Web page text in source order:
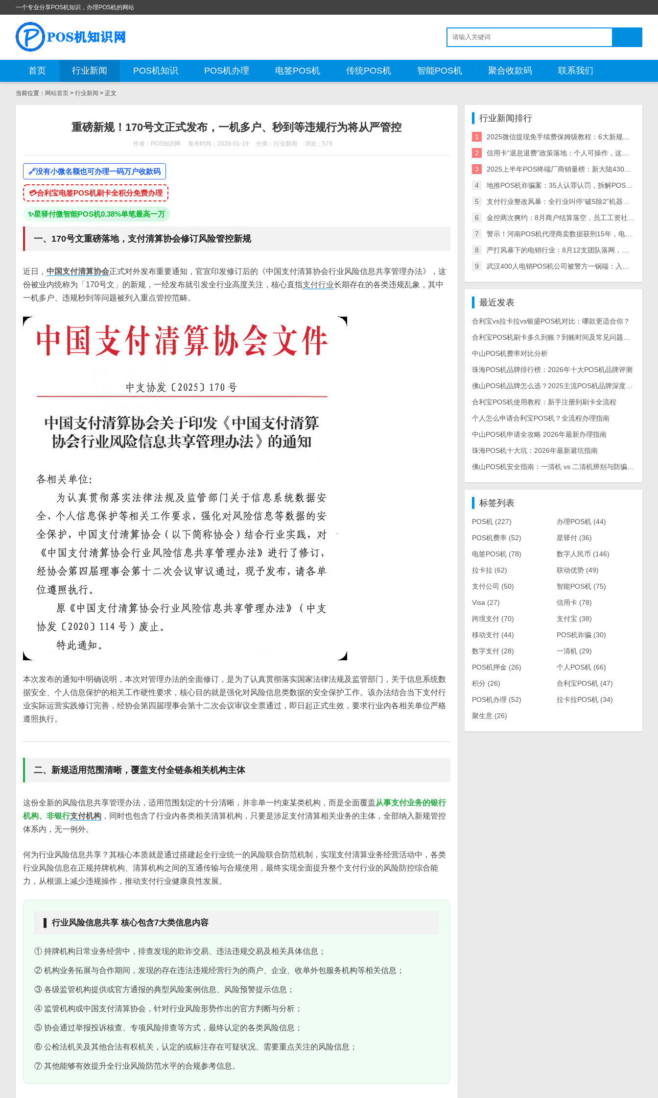
一个专业分享POS机知识，办理POS机的网站
首页 行业新闻 POS机知识 POS机办理 电签POS机 传统POS机 智能POS机 聚合收款码 联系我们
当前位置： 网站首页 > 行业新闻 > 正文
重磅新规！170号文正式发布，一机多户、秒到等违规行为将从严管控
作者：POS知识网 发布时间：2026-01-19 分类：行业新闻 浏览：579
🔗没有小微名额也可办理一码万户收款码
💳合利宝电签POS机刷卡全积分免费办理
✨星驿付微智能POS机0.38%单笔最高一万
一、170号文重磅落地，支付清算协会修订风险管控新规
近日， 中国支付清算协会正式对外发布重要通知，官宣印发修订后的《中国支付清算协会行业风险信息共享管理办法》，这
份被业内统称为「170号文」的新规，一经发布就引发全行业高度关注，核心直指支付行业长期存在的各类违规乱象，其中
一机多户、违规秒到等问题被列入重点管控范畴。
本次发布的通知中明确说明，本次对管理办法的全面修订，是为了认真贯彻落实国家法律法规及监管部门，关于信息系统数
据安全、个人信息保护的相关工作硬性要求，核心目的就是强化对风险信息类数据的安全保护工作。该办法结合当下支付行
业实际运营实践修订完善，经协会第四届理事会第十二次会议审议全票通过，即日起正式生效，要求行业内各相关单位严格
遵照执行。
二、新规适用范围清晰，覆盖支付全链条相关机构主体
这份全新的风险信息共享管理办法，适用范围划定的十分清晰，并非单一约束某类机构，而是全面覆盖从事支付业务的银行
机构、非银行支付机构 ，同时也包含了行业内各类相关清算机构，只要是涉足支付清算相关业务的主体，全部纳入新规管控
体系内，无一例外。
何为行业风险信息共享？其核心本质就是通过搭建起全行业统一的风险联合防范机制，实现支付清算业务经营活动中，各类
行业风险信息在正规持牌机构、清算机构之间的互通传输与合规使用，最终实现全面提升整个支付行业的风险防控综合能
力，从根源上减少违规操作，推动支付行业健康良性发展。
▌ 行业风险信息共享 核心包含7大类信息内容
① 持牌机构日常业务经营中，排查发现的欺诈交易、违法违规交易及相关具体信息；
② 机构业务拓展与合作期间，发现的存在违法违规经营行为的商户、企业、收单外包服务机构等相关信息；
③ 各级监管机构提供或官方通报的典型风险案例信息、风险预警提示信息；
④ 监管机构或中国支付清算协会，针对行业风险形势作出的官方判断与分析；
⑤ 协会通过举报投诉核查、专项风险排查等方式，最终认定的各类风险信息；
⑥ 公检法机关及其他合法有权机关，认定的或标注存在可疑状况、需要重点关注的风险信息；
⑦ 其他能够有效提升全行业风险防范水平的合规参考信息。
行业新闻排行
1 2025微信提现免手续费保姆级教程：6大新规方法+省钱策略（附风险预警）
2 信用卡“退息退费”政策落地：个人可操作，这些银行支持退！
3 2025上半年POS终端厂商销量榜：新大陆430万台领跑，5大厂商业绩分化解析
4 地推POS机诈骗案：35人认罪认罚，拆解POS机黑灰产业链与自保指南
5 支付行业整改风暴：全行业叫停“破5除2”机器，关停/涨价潮来袭
6 金控两次爽约：8月商户结算落空，员工工资社保断供，资金困局何解？
7 警示！河南POS机代理商卖数据获刑15年，电销产业链全链条被查，多地数百人涉案
8 严打风暴下的电销行业：8月12支团队落网，多地整治+量刑升级倒逼从业者转型
9 武汉400人电销POS机公司被警方一锅端：入职新人亲历实录，离职员工曝内幕
最近发表
合利宝vs拉卡拉vs银盛POS机对比：哪款更适合你？
中山POS机费率对比分析
珠海POS机品牌排行榜：2026年十大POS机品牌评测
佛山POS机品牌怎么选？2025主流POS机品牌深度测评与选购指南
合利宝POS机使用教程：新手注册到刷卡全流程
个人怎么申请合利宝POS机？全流程办理指南
中山POS机申请全攻略 2026年最新办理指南
珠海POS机十大坑：2026年最新避坑指南
佛山POS机安全指南：一清机 vs 二清机辨别与防骗手册
标签列表
POS机(227) 办理POS机(44)
POS机费率(52) 星驿付(36)
电签POS机(78) 数字人民币 (146)
拉卡拉 (62) 联动优势(49)
支付公司 (50) 智能POS机(75)
Visa (27) 信用卡(78)
跨境支付(70) 支付宝 (38)
移动支付(44) POS机诈骗(30)
数字支付(28) 一清机(29)
POS机押金 (26) 个人POS机(66)
积分 (26) 合利宝POS机(47)
POS机办理 (52) 拉卡拉POS机(34)
聚生意(26)